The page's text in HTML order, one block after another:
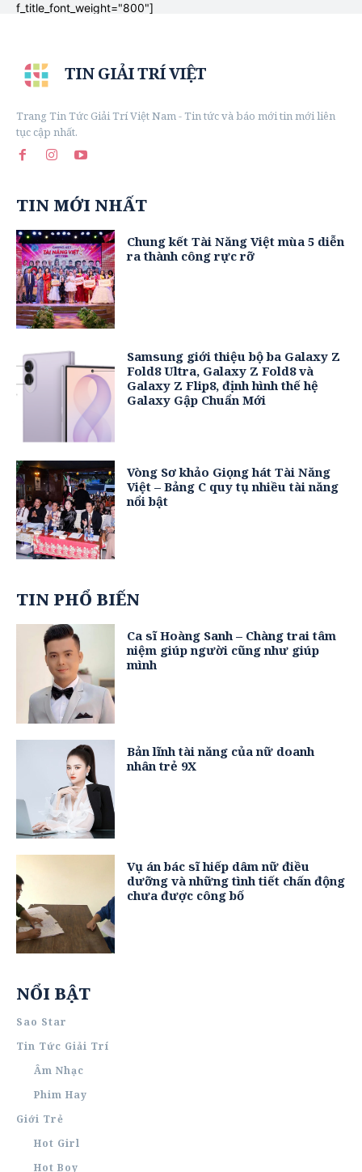
f_title_font_weight="800"]
TIN GIẢI TRÍ VIỆT
Trang Tin Tức Giải Trí Việt Nam - Tin tức và báo mới tin mới liên
tục cập nhất.
TIN MỚI NHẤT
Chung kết Tài Năng Việt mùa 5 diễn
ra thành công rực rỡ
Samsung giới thiệu bộ ba Galaxy Z
Fold8 Ultra, Galaxy Z Fold8 và
Galaxy Z Flip8, định hình thế hệ
Galaxy Gập Chuẩn Mới
Vòng Sơ khảo Giọng hát Tài Năng
Việt – Bảng C quy tụ nhiều tài năng
nổi bật
TIN PHỔ BIẾN
Ca sĩ Hoàng Sanh – Chàng trai tâm
niệm giúp người cũng như giúp
mình
Bản lĩnh tài năng của nữ doanh
nhân trẻ 9X
Vụ án bác sĩ hiếp dâm nữ điều
dưỡng và những tình tiết chấn động
chưa được công bố
NỔI BẬT
Sao Star
Tin Tức Giải Trí
Âm Nhạc
Phim Hay
Giới Trẻ
Hot Girl
Hot Boy